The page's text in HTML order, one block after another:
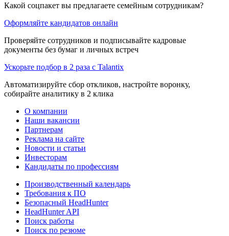
Какой соцпакет вы предлагаете семейным сотрудникам?
Оформляйте кандидатов онлайн
Проверяйте сотрудников и подписывайте кадровые
документы без бумаг и личных встреч
Ускорьте подбор в 2 раза с Talantix
Автоматизируйте сбор откликов, настройте воронку,
собирайте аналитику в 2 клика
О компании
Наши вакансии
Партнерам
Реклама на сайте
Новости и статьи
Инвесторам
Кандидаты по профессиям
Производственный календарь
Требования к ПО
Безопасный HeadHunter
HeadHunter API
Поиск работы
Поиск по резюме